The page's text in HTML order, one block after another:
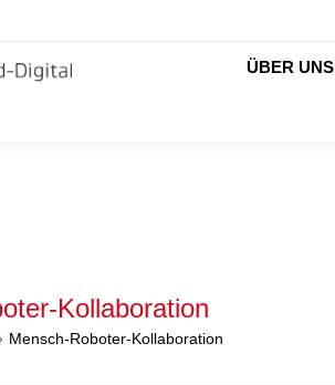
ÜBER UNS
Kollaboration
Mensch-Roboter-Kollaboration